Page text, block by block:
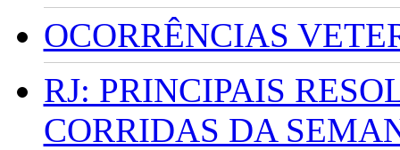
OCORRÊNCIAS
RJ: PRINCIPAIS
CORRIDAS DA